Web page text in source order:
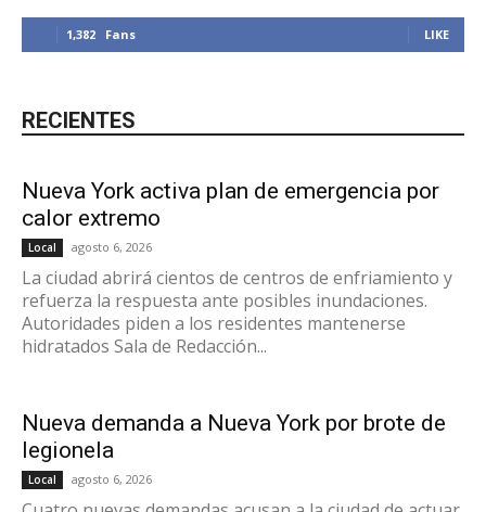
1,382 Fans LIKE
RECIENTES
Nueva York activa plan de emergencia por
calor extremo
Local agosto 6, 2026
La ciudad abrirá cientos de centros de enfriamiento y
refuerza la respuesta ante posibles inundaciones.
Autoridades piden a los residentes mantenerse
hidratados Sala de Redacción...
Nueva demanda a Nueva York por brote de
legionela
Local agosto 6, 2026